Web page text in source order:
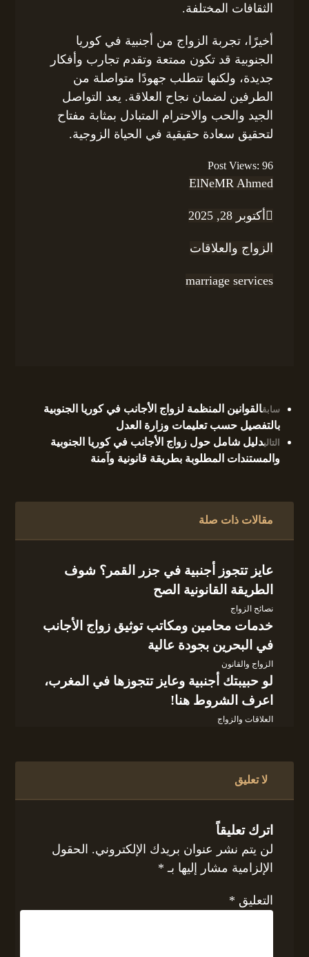
الثقافات المختلفة.
أخيرًا، تجربة الزواج من أجنبية في كوريا
الجنوبية قد تكون ممتعة وتقدم تجارب وأفكار
جديدة، ولكنها تتطلب جهودًا متواصلة من
الطرفين لضمان نجاح العلاقة. يعد التواصل
الجيد والحب والاحترام المتبادل بمثابة مفتاح
لتحقيق سعادة حقيقية في الحياة الزوجية.
Post Views: 96
ElNeMR Ahmed
أكتوبر 28, 2025
الزواج والعلاقات
marriage services
سابقالقوانين المنظمة لزواج الأجانب في كوريا الجنوبية
بالتفصيل حسب تعليمات وزارة العدل
التاليدليل شامل حول زواج الأجانب في كوريا الجنوبية
والمستندات المطلوبة بطريقة قانونية وآمنة
مقالات ذات صلة
عايز تتجوز أجنبية في جزر القمر؟ شوف
الطريقة القانونية الصح
نصائح الزواج
خدمات محامين ومكاتب توثيق زواج الأجانب
في البحرين بجودة عالية
الزواج والقانون
لو حبيبتك أجنبية وعايز تتجوزها في المغرب،
اعرف الشروط هنا!
العلاقات والزواج
لا تعليق
اترك تعليقاً
لن يتم نشر عنوان بريدك الإلكتروني. الحقول
الإلزامية مشار إليها بـ *
التعليق *